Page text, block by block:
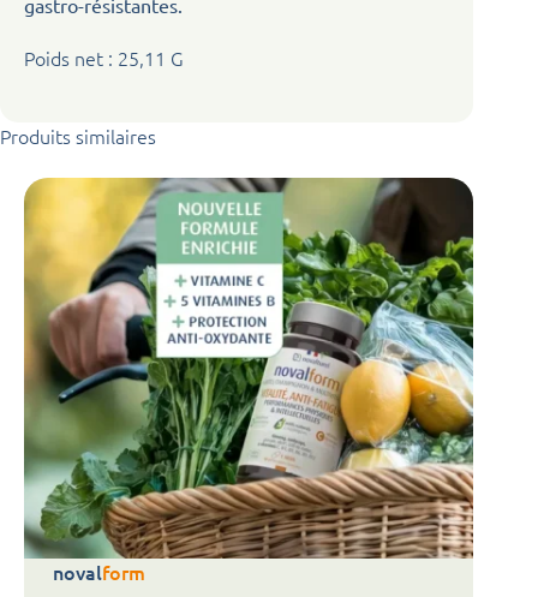
gastro-résistantes.
Poids net : 25,11 G
Produits similaires
novalform